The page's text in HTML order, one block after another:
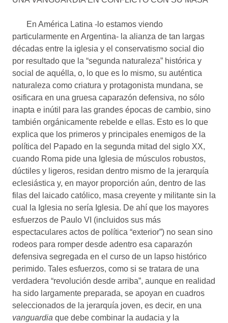
En América Latina -lo estamos viendo
particularmente en Argentina- la alianza de tan largas
décadas entre la iglesia y el conservatismo social dio
por resultado que la “segunda naturaleza” histórica y
social de aquélla, o, lo que es lo mismo, su auténtica
naturaleza como criatura y protagonista mundana, se
osificara en una gruesa caparazón defensiva, no sólo
inapta e inútil para las grandes épocas de cambio, sino
también orgánicamente rebelde e ellas. Esto es lo que
explica que los primeros y principales enemigos de la
política del Papado en la segunda mitad del siglo XX,
cuando Roma pide una Iglesia de músculos robustos,
dúctiles y ligeros, residan dentro mismo de la jerarquía
eclesiástica y, en mayor proporción aún, dentro de las
filas del laicado católico, masa creyente y militante sin la
cual la Iglesia no sería Iglesia. De ahí que los mayores
esfuerzos de Paulo VI (incluidos sus más
espectaculares actos de política “exterior”) no sean sino
rodeos para romper desde adentro esa caparazón
defensiva segregada en el curso de un lapso histórico
perimido. Tales esfuerzos, como si se tratara de una
verdadera “revolución desde arriba”, aunque en realidad
ha sido largamente preparada, se apoyan en cuadros
seleccionados de la jerarquía joven, es decir, en una
vanguardia que debe combinar la audacia y la